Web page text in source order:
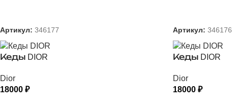
Артикул: 346177 Артикул: 346176
Кеды DIOR
Dior
18000 ₽
Кеды DIOR
Dior
18000 ₽